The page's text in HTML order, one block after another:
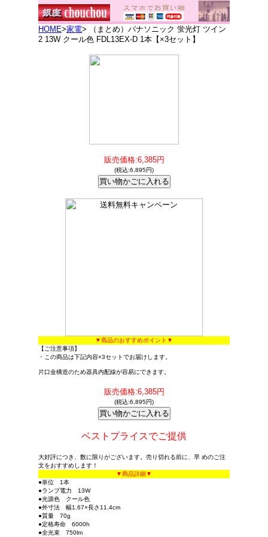
HOME>家電> （まとめ）パナソニック 蛍光灯 ツイン
2 13W クール色 FDL13EX-D 1本【×3セット】
販売価格:6,385円
(税込:6,895円)
▼商品のおすすめポイント▼
【ご注意事項】
・この商品は下記内容×3セットでお届けします。
片口金構造のため器具内配線が容易にできます。
販売価格:6,385円
(税込:6,895円)
ベストプライスでご提供
大好評につき、数に限りがございます。売り切れる前に、早 めのご注
文をおすすめします！
▼商品詳細▼
●単位 1本
●ランプ電力 13W
●光源色 クール色
●外寸法 幅1.67×長さ11.4cm
●質量 70g
●定格寿命 6000h
●全光束 750lm